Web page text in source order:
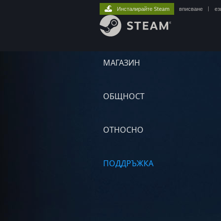
МАГАЗИН
ОБЩНОСТ
ОТНОСНО
ПОДДРЪЖКА
Инсталирайте Steam вписване